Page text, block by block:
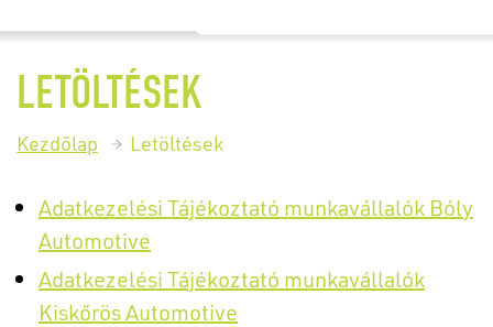
LETÖLTÉSEK
Kezdőlap Letöltések
Adatkezelési Tájékoztató munkavállalók Bóly
Automotive
Adatkezelési Tájékoztató munkavállalók
Kiskőrös Automotive